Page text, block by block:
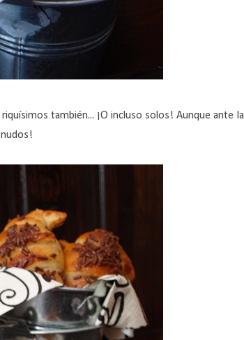
también... ¡O incluso solos! Aunque ante la